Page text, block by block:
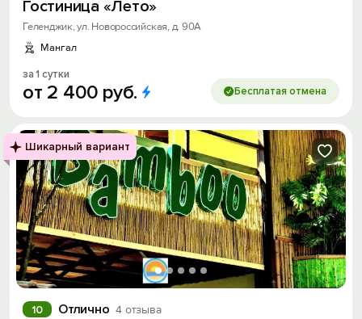
Гостиница «Лето»
Геленджик, ул. Новороссийская, д. 90А
Мангал
за 1 сутки
от 2 400 руб. Бесплатая отмена
Шикарный вариант
Отлично 4 отзыва
10